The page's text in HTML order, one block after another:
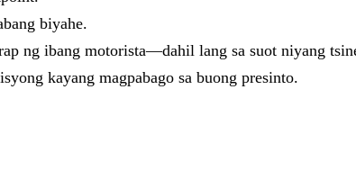
biyahe.
ng ibang motorista—dahil lang sa suot niyang
kayang magpabago sa buong presinto.